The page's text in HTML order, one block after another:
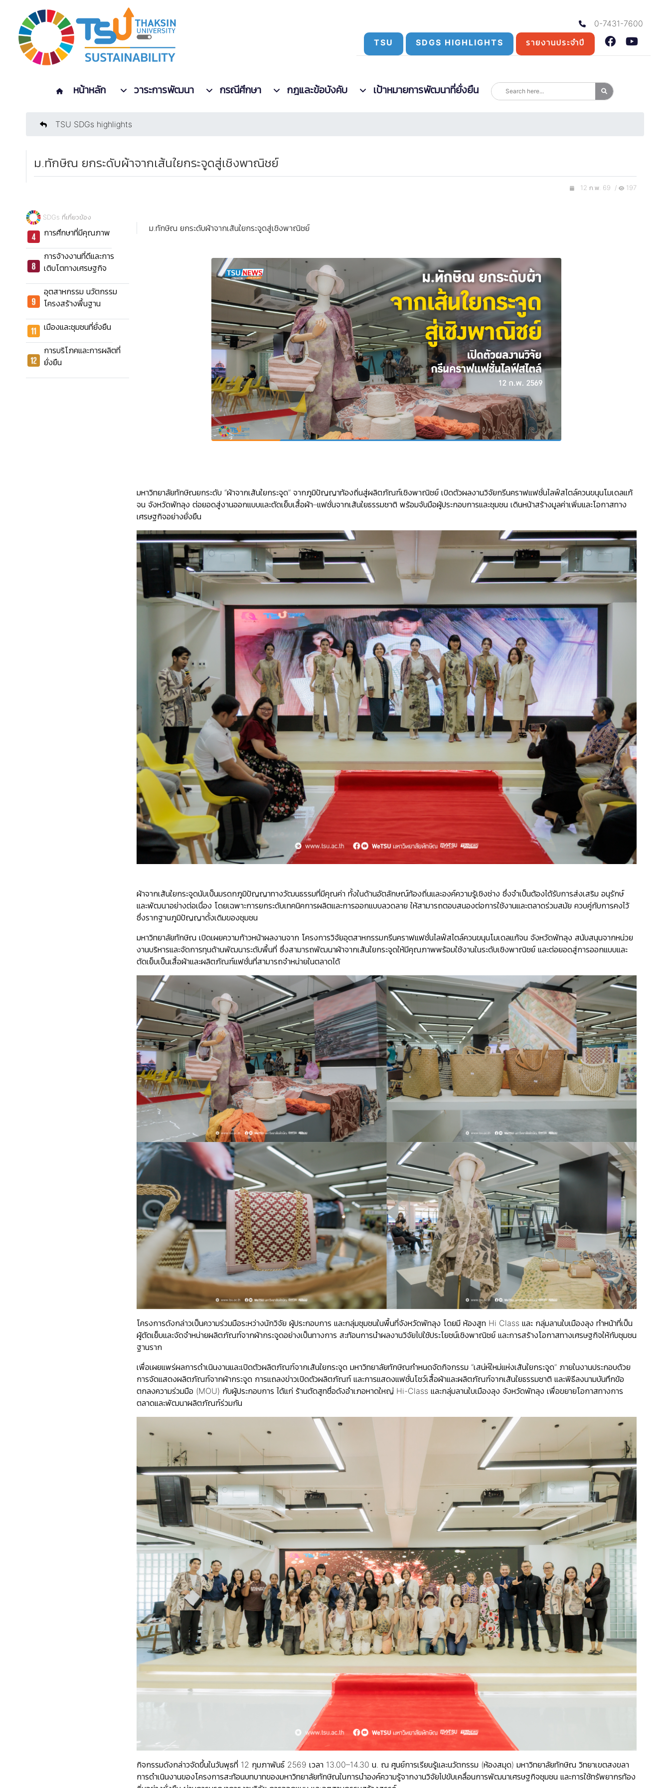
0-7431-7600
TSU
SDGS HIGHLIGHTS รายงานประจำปี
หน้าหลัก วาระการพัฒนา กรณีศึกษา กฎและข้อบังคับ เป้าหมายการพัฒนาที่ยั่งยืน
TSU SDGs highlights
ม.ทักษิณ ยกระดับผ้าจากเส้นใยกระจูดสู่เชิงพาณิชย์
12 ก.พ. 69 / 197
SDGs ที่เกี่ยวข้อง
การศึกษาที่มีคุณภาพ
การจ้างงานที่ดีและการ
เติบโตทางเศรษฐกิจ
อุตสาหกรรม นวัตกรรม
โครงสร้างพื้นฐาน
เมืองและชุมชนที่ยั่งยืน
การบริโภคและการผลิตที่
ยั่งยืน
ม.ทักษิณ ยกระดับผ้าจากเส้นใยกระจูดสู่เชิงพาณิชย์
มหาวิทยาลัยทักษิณยกระดับ “ผ้าจากเส้นใยกระจูด” จากภูมิปัญญาท้องถิ่นสู่ผลิตภัณฑ์เชิงพาณิชย์ เปิดตัวผลงานวิจัยกรีนคราฟแฟชั่นไลฟ์สไตล์ควนขนุนโมเดลแก้
จน จังหวัดพัทลุง ต่อยอดสู่งานออกแบบและตัดเย็บเสื้อผ้า–แฟชั่นจากเส้นใยธรรมชาติ พร้อมจับมือผู้ประกอบการและชุมชน เดินหน้าสร้างมูลค่าเพิ่มและโอกาสทาง
เศรษฐกิจอย่างยั่งยืน
ผ้าจากเส้นใยกระจูดนับเป็นมรดกภูมิปัญญาทางวัฒนธรรมที่มีคุณค่า ทั้งในด้านอัตลักษณ์ท้องถิ่นและองค์ความรู้เชิงช่าง ซึ่งจำเป็นต้องได้รับการส่งเสริม อนุรักษ์
และพัฒนาอย่างต่อเนื่อง โดยเฉพาะการยกระดับเทคนิคการผลิตและการออกแบบลวดลาย ให้สามารถตอบสนองต่อการใช้งานและตลาดร่วมสมัย ควบคู่กับการคงไว้
ซึ่งรากฐานภูมิปัญญาดั้งเดิมของชุมชน
มหาวิทยาลัยทักษิณ เปิดเผยความก้าวหน้าผลงานจาก โครงการวิจัยอุตสาหกรรมกรีนคราฟแฟชั่นไลฟ์สไตล์ควนขนุนโมเดลแก้จน จังหวัดพัทลุง สนับสนุนจากหน่วย
งานบริหารและจัดการทุนด้านพัฒนาระดับพื้นที่ ซึ่งสามารถพัฒนาผ้าจากเส้นใยกระจูดให้มีคุณภาพพร้อมใช้งานในระดับเชิงพาณิชย์ และต่อยอดสู่การออกแบบและ
ตัดเย็บเป็นเสื้อผ้าและผลิตภัณฑ์แฟชั่นที่สามารถจำหน่ายในตลาดได้
โครงการดังกล่าวเป็นความร่วมมือระหว่างนักวิจัย ผู้ประกอบการ และกลุ่มชุมชนในพื้นที่จังหวัดพัทลุง โดยมี ห้องสูท Hi Class และ กลุ่มลานใบเมืองลุง ทำหน้าที่เป็น
ผู้ตัดเย็บและจัดจำหน่ายผลิตภัณฑ์จากผ้ากระจูดอย่างเป็นทางการ สะท้อนการนำผลงานวิจัยไปใช้ประโยชน์เชิงพาณิชย์ และการสร้างโอกาสทางเศรษฐกิจให้กับชุมชน
ฐานราก
เพื่อเผยแพร่ผลการดำเนินงานและเปิดตัวผลิตภัณฑ์จากเส้นใยกระจูด มหาวิทยาลัยทักษิณกำหนดจัดกิจกรรม “เสน่ห์ใหม่แห่งเส้นใยกระจูด” ภายในงานประกอบด้วย
การจัดแสดงผลิตภัณฑ์จากผ้ากระจูด การแถลงข่าวเปิดตัวผลิตภัณฑ์ และการแสดงแฟชั่นโชว์เสื้อผ้าและผลิตภัณฑ์จากเส้นใยธรรมชาติ และพิธีลงนามบันทึกข้อ
ตกลงความร่วมมือ (MOU) กับผู้ประกอบการ ได้แก่ ร้านตัดสูทชื่อดังอำเภอหาดใหญ่ Hi-Class และกลุ่มลานใบเมืองลุง จังหวัดพัทลุง เพื่อขยายโอกาสทางการ
ตลาดและพัฒนาผลิตภัณฑ์ร่วมกัน
กิจกรรมดังกล่าวจัดขึ้นในวันพุธที่ 12 กุมภาพันธ์ 2569 เวลา 13.00–14.30 น. ณ ศูนย์การเรียนรู้และนวัตกรรม (ห้องสมุด) มหาวิทยาลัยทักษิณ วิทยาเขตสงขลา
การดำเนินงานของโครงการสะท้อนบทบาทของมหาวิทยาลัยทักษิณในการนำองค์ความรู้จากงานวิจัยไปขับเคลื่อนการพัฒนาเศรษฐกิจชุมชน และการใช้ทรัพยากรท้อง